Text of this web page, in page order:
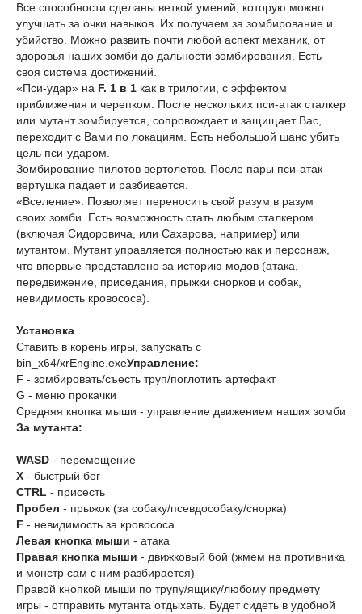
Все способности сделаны веткой умений, которую можно
улучшать за очки навыков. Их получаем за зомбирование и
убийство. Можно развить почти любой аспект механик, от
здоровья наших зомби до дальности зомбирования. Есть
своя система достижений.
«Пси-удар» на F. 1 в 1 как в трилогии, с эффектом
приближения и черепком. После нескольких пси-атак сталкер
или мутант зомбируется, сопровождает и защищает Вас,
переходит с Вами по локациям. Есть небольшой шанс убить
цель пси-ударом.
Зомбирование пилотов вертолетов. После пары пси-атак
вертушка падает и разбивается.
«Вселение». Позволяет переносить свой разум в разум
своих зомби. Есть возможность стать любым сталкером
(включая Сидоровича, или Сахарова, например) или
мутантом. Мутант управляется полностью как и персонаж,
что впервые представлено за историю модов (атака,
передвижение, приседания, прыжки снорков и собак,
невидимость кровососа).
Установка
Ставить в корень игры, запускать с
bin_x64/xrEngine.exeУправление:
F - зомбировать/съесть труп/поглотить артефакт
G - меню прокачки
Средняя кнопка мыши - управление движением наших зомби
За мутанта:
WASD - перемещение
X - быстрый бег
CTRL - присесть
Пробел - прыжок (за собаку/псевдособаку/снорка)
F - невидимость за кровососа
Левая кнопка мыши - атака
Правая кнопка мыши - движковый бой (жмем на противника
и монстр сам с ним разбирается)
Правой кнопкой мыши по трупу/ящику/любому предмету
игры - отправить мутанта отдыхать. Будет сидеть в удобной